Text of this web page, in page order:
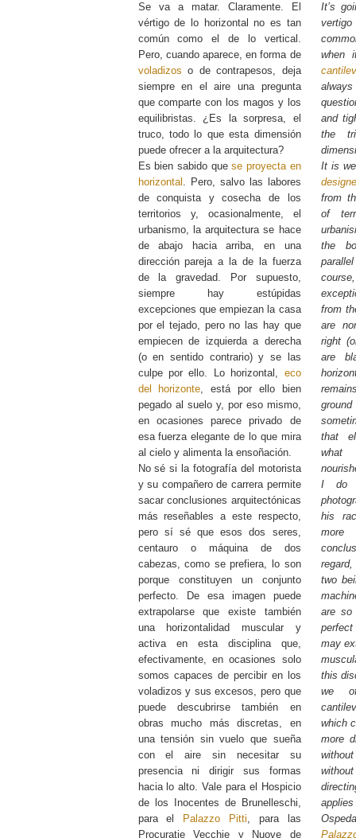
Se va a matar. Claramente. El
vértigo de lo horizontal no es tan
común como el de lo vertical.
Pero, cuando aparece, en forma de
voladizoso de contrapesos, deja
siempre en el aire una pregunta
que comparte con los magos y los
equilibristas. ¿Es la sorpresa, el
truco, todo lo que esta dimensión
puede ofrecer a la arquitectura?
Es bien sabido quese proyecta en
horizontal . Pero, salvo las labores
de conquista y cosecha de los
territorios y, ocasionalmente, el
urbanismo, la arquitectura se hace
de abajo hacia arriba, en una
dirección pareja a la de la fuerza
de la gravedad. Por supuesto,
siempre hay estúpidas
excepciones que empiezan la casa
por el tejado, pero no las hay que
empiecen de izquierda a derecha
(o en sentido contrario) y se las
culpe por ello. Lo horizontal, eco
del horizonte, está por ello bien
pegado al suelo y, por eso mismo,
en ocasiones parece privado de
esa fuerza elegante de lo que mira
al cielo y alimenta la ensoñación.
No sé si la fotografía del motorista
y su compañero de carrera permite
sacar conclusiones arquitectónicas
más reseñables a este respecto,
pero sí sé que esos dos seres,
centauro o máquina de dos
cabezas, como se prefiera, lo son
porque constituyen un conjunto
perfecto. De esa imagen puede
extrapolarse que existe también
una horizontalidad muscular y
activa en esta disciplina que,
efectivamente, en ocasiones solo
somos capaces de percibir en los
voladizos y sus excesos, pero que
puede descubrirse también en
obras mucho más discretas, en
una tensión sin vuelo que sueña
con el aire sin necesitar su
presencia ni dirigir sus formas
hacia lo alto. Vale para el Hospicio
de los Inocentes de Brunelleschi,
para el
Palazzo Pitti, para las
Procuratie Vecchie y Nuove de
It’s
when
and
the
It is
from
of
the
from
are
right
are
that
what
I do
his
more
two
are so
perfect
may
this
we
which
more